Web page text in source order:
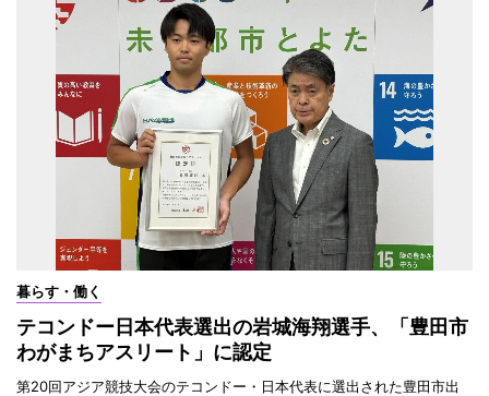
暮らす・働く
テコンドー日本代表選出の岩城海翔選手、「豊田市
わがまちアスリート」に認定
第20回アジア競技大会のテコンドー・日本代表に選出された豊田市出